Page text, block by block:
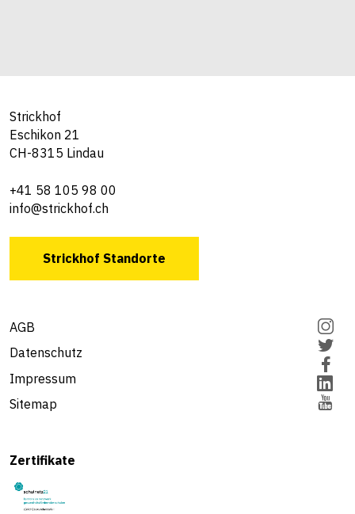
Strickhof
Eschikon 21
CH-8315 Lindau
+41 58 105 98 00
info@strickhof.ch
Strickhof Standorte
AGB
Datenschutz
Impressum
Sitemap
Zertifikate